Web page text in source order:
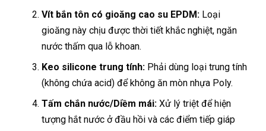
Vít bắn tôn có gioăng cao su EPDM: Loại
gioăng này chịu được thời tiết khắc nghiệt, ngăn
nước thấm qua lỗ khoan.
Keo silicone trung tính: Phải dùng loại trung tính
(không chứa acid) để không ăn mòn nhựa Poly.
Tấm chắn nước/Diềm mái: Xử lý triệt để hiện
tượng hắt nước ở đầu hồi và các điểm tiếp giáp